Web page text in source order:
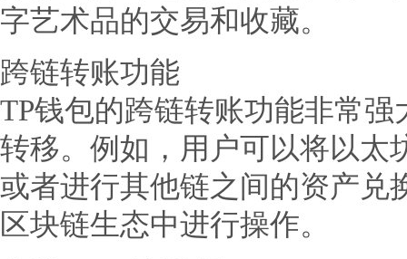
字艺术品的交易和收藏。
跨链转账功能
TP钱包的跨链转账功能非常
转移。例如，用户可以将以太
或者进行其他链之间的资产兑
区块链生态中进行操作。